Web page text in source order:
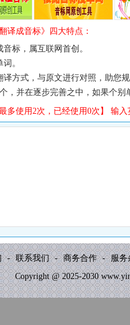
译成音标》四大特点：
标，属互联网首创。
。
方式，与原文进行对照，助您
个，并在逐步完善之中，如果个别
多使用2次，已经使用0次】 输入
- 联系我们 - 商务合作 - 服务
Copyright @ 2025-2030